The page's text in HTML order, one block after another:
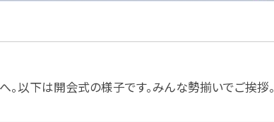
以下は開会式の様子です。みんな勢揃いでご挨拶。